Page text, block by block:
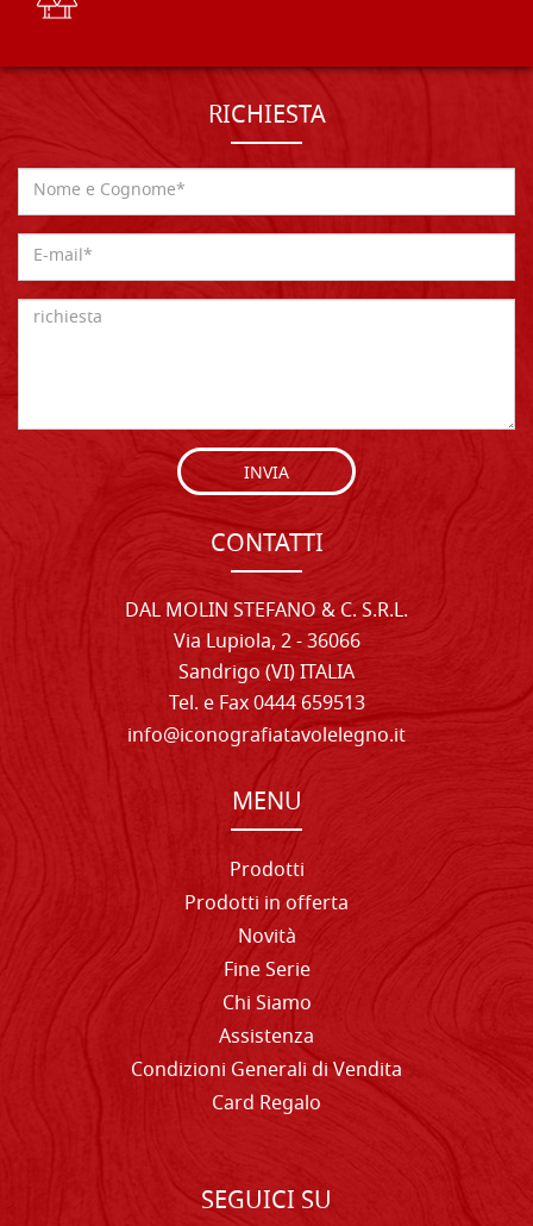
RICHIESTA
INVIA
CONTATTI
DAL MOLIN STEFANO & C. S.R.L.
Via Lupiola, 2 - 36066
Sandrigo (VI) ITALIA
Tel. e Fax 0444 659513
info@iconografiatavolelegno.it
MENU
Prodotti
Prodotti in offerta
Novità
Fine Serie
Chi Siamo
Assistenza
Condizioni Generali di Vendita
Card Regalo
SEGUICI SU